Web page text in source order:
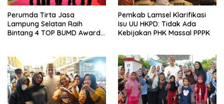
Perumda Tirta Jasa
Lampung Selatan Raih
Bintang 4 TOP BUMD Awards
Pemkab Lamsel Klarifikasi
Isu UU HKPD: Tidak Ada
Kebijakan PHK Massal PPPK